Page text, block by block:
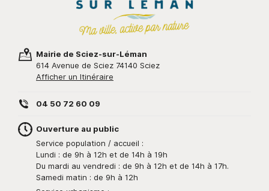
Mairie de Sciez-sur-Léman
614 Avenue de Sciez 74140 Sciez
Afficher un Itinéraire
04 50 72 60 09
Ouverture au public
Service population / accueil :
Lundi : de 9h à 12h et de 14h à 19h
Du mardi au vendredi : de 9h à 12h et de 14h à 17h.
Samedi matin : de 9h à 12h